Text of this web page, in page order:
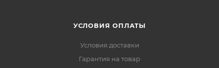
УСЛОВИЯ ОПЛАТЫ
Условия доставки
Гарантия на товар